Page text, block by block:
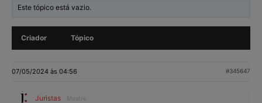
Este tópico está vazio.
Criador Tópico
07/05/2024 às 04:56 #345647
Juristas Mestre